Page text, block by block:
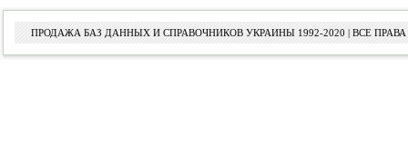
ПРОДАЖА БАЗ ДАННЫХ И СПРАВОЧНИКОВ УКРАИНЫ 1992-2020 | ВСЕ